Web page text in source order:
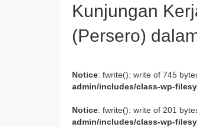
Kunjungan
(Persero)
Notice: fwrite(): write of 745
admin/includes/class-wp-
Notice: fwrite(): write of 201
admin/includes/class-wp-